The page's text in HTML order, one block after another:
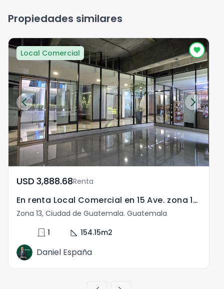
Propiedades similares
Local Comercial
USD	3,888.68Renta
En renta Local Comercial en 15 Ave. zona 13 Guatemala.
Zona 13, Ciudad de Guatemala. Guatemala
door_front 1 square_foot 154.15m2
Daniel España